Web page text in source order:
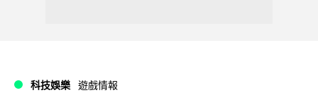
科技娛樂 遊戲情報